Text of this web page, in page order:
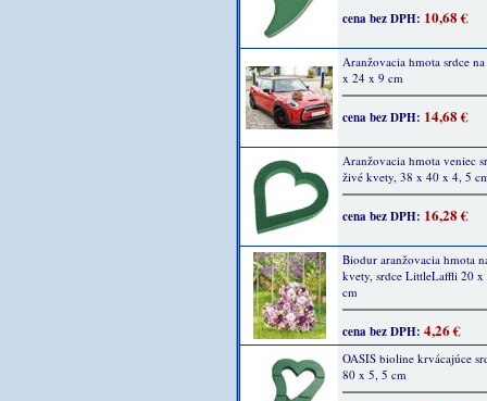
cena bez DPH: 10,68 €
Aranžovacia hmota srdce
x 24 x 9 cm
cena bez DPH: 14,68 €
Aranžovacia hmota veniec
živé kvety, 38 x 40 x 4, 5
cena bez DPH: 16,28 €
Biodur aranžovacia hmota
kvety, srdce LittleLaffli 20
cm
cena bez DPH: 4,26 €
OASIS bioline krvácajúce
80 x 5, 5 cm